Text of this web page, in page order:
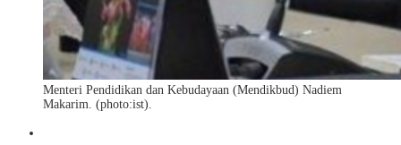
Menteri Pendidikan dan Kebudayaan (Mendikbud) Nadiem
Makarim. (photo:ist).